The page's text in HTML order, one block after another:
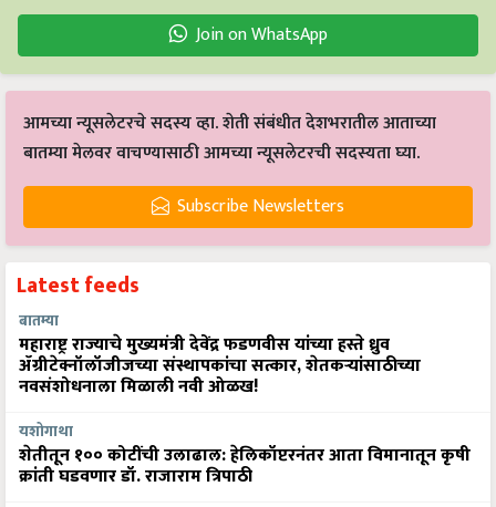
Join on WhatsApp
आमच्या न्यूसलेटरचे सदस्य व्हा. शेती संबंधीत देशभरातील आताच्या
बातम्या मेलवर वाचण्यासाठी आमच्या न्यूसलेटरची सदस्यता घ्या.
Subscribe Newsletters
Latest feeds
बातम्या
महाराष्ट्र राज्याचे मुख्यमंत्री देवेंद्र फडणवीस यांच्या हस्ते ध्रुव
ॲग्रीटेक्नॉलॉजीजच्या संस्थापकांचा सत्कार, शेतकऱ्यांसाठीच्या
नवसंशोधनाला मिळाली नवी ओळख!
यशोगाथा
शेतीतून १०० कोटींची उलाढाल: हेलिकॉप्टरनंतर आता विमानातून कृषी
क्रांती घडवणार डॉ. राजाराम त्रिपाठी